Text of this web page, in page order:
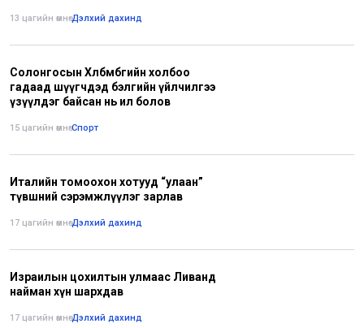
13 цагийн өмнө•Дэлхий дахинд
Солонгосын Хөлбөмбөгийн холбоо
гадаад шүүгчдэд бэлгийн үйлчилгээ
үзүүлдэг байсан нь ил болов
15 цагийн өмнө•Спорт
Италийн томоохон хотууд “улаан”
түвшний сэрэмжлүүлэг зарлав
17 цагийн өмнө•Дэлхий дахинд
Израилын цохилтын улмаас Ливанд
найман хүн шархдав
17 цагийн өмнө•Дэлхий дахинд